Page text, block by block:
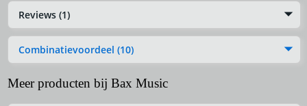
Reviews (1)
Combinatievoordeel (10)
Meer producten bij Bax Music